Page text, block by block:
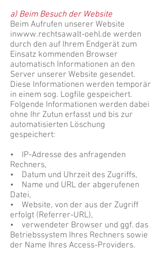
a) Beim Besuch der Website
Beim Aufrufen unserer Website
inwww.rechtsawalt-oehl.de werden
durch den auf Ihrem Endgerät zum
Einsatz kommenden Browser
automatisch Informationen an den
Server unserer Website gesendet.
Diese Informationen werden temporär
in einem sog. Logfile gespeichert.
Folgende Informationen werden dabei
ohne Ihr Zutun erfasst und bis zur
automatisierten Löschung
gespeichert:
• IP-Adresse des anfragenden
Rechners,
• Datum und Uhrzeit des Zugriffs,
• Name und URL der abgerufenen
Datei,
• Website, von der aus der Zugriff
erfolgt (Referrer-URL),
• verwendeter Browser und ggf. das
Betriebssystem Ihres Rechners sowie
der Name Ihres Access-Providers.